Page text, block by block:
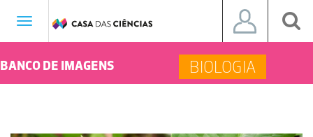
Toggle
BANCO DE IMAGENS BIOLOGIA